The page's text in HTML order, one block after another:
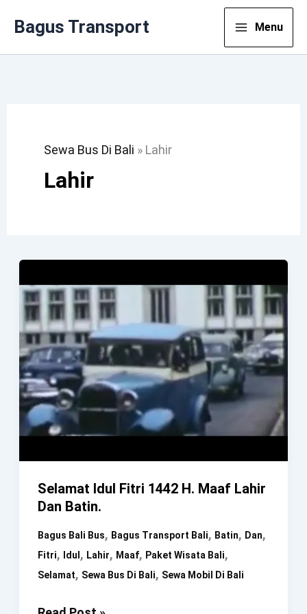
Bagus Transport Menu
Sewa Bus Di Bali » Lahir
Lahir
Selamat Idul Fitri 1442 H. Maaf Lahir
Dan Batin.
Bagus Bali Bus, Bagus Transport Bali, Batin, Dan,
Fitri, Idul , Lahir, Maaf, Paket Wisata Bali,
Selamat, Sewa Bus Di Bali, Sewa Mobil Di Bali